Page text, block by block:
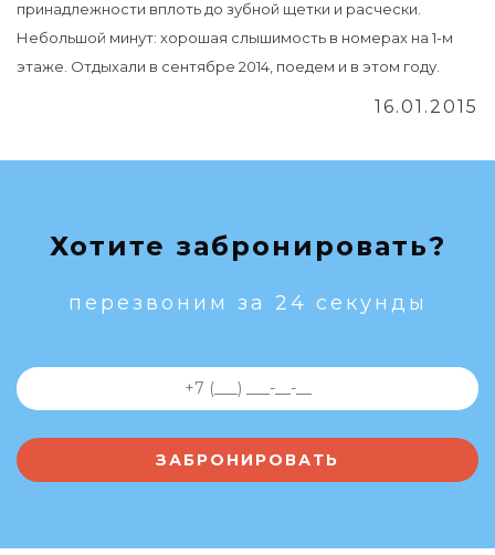
принадлежности вплоть до зубной щетки и расчески.
Небольшой минут: хорошая слышимость в номерах на 1-м
этаже. Отдыхали в сентябре 2014, поедем и в этом году.
16.01.2015
Хотите забронировать?
перезвоним за 24 секунды